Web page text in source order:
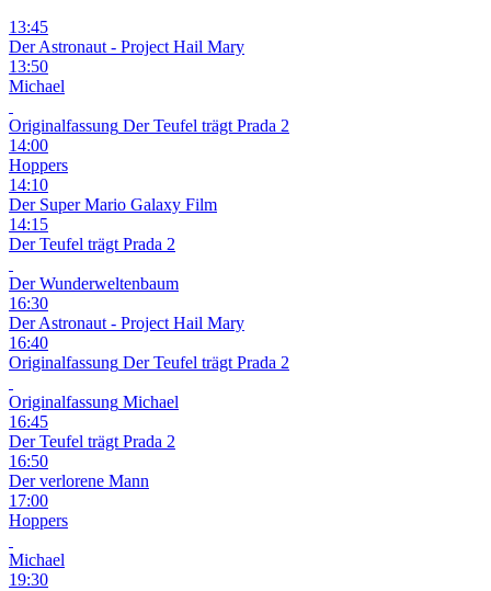
13:45
Der Astronaut - Project Hail Mary
13:50
Michael
Originalfassung Der Teufel trägt Prada 2
14:00
Hoppers
14:10
Der Super Mario Galaxy Film
14:15
Der Teufel trägt Prada 2
Der Wunderweltenbaum
16:30
Der Astronaut - Project Hail Mary
16:40
Originalfassung Der Teufel trägt Prada 2
Originalfassung Michael
16:45
Der Teufel trägt Prada 2
16:50
Der verlorene Mann
17:00
Hoppers
Michael
19:30